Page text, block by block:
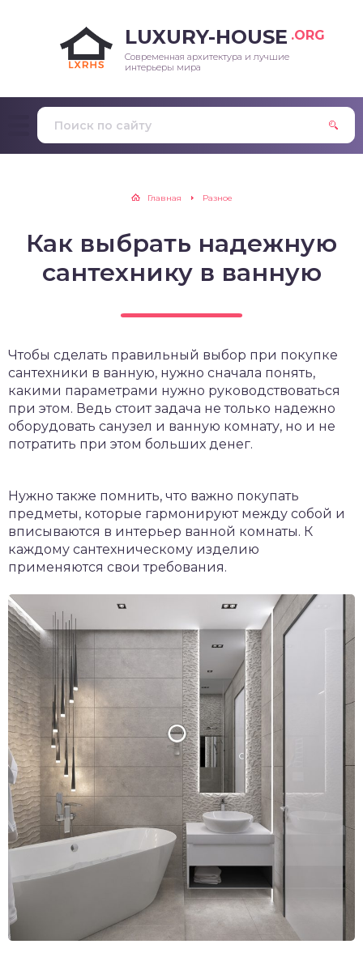
LUXURY-HOUSE .ORG
Современная архитектура и лучшие
интерьеры мира
Главная Разное
Как выбрать надежную
сантехнику в ванную
Чтобы сделать правильный выбор при покупке
сантехники в ванную, нужно сначала понять,
какими параметрами нужно руководствоваться
при этом. Ведь стоит задача не только надежно
оборудовать санузел и ванную комнату, но и не
потратить при этом больших денег.
Нужно также помнить, что важно покупать
предметы, которые гармонируют между собой и
вписываются в интерьер ванной комнаты. К
каждому сантехническому изделию
применяются свои требования.